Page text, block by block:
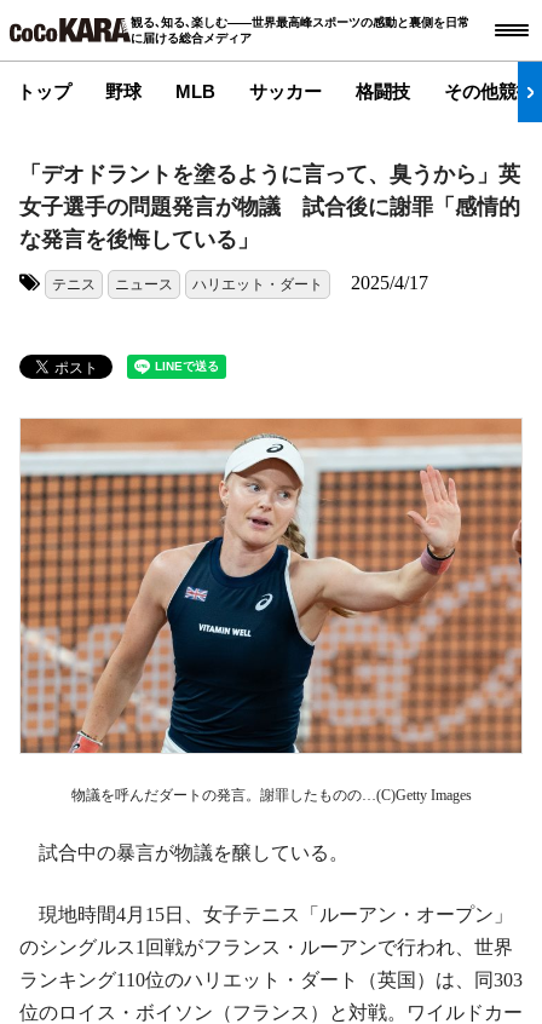
観る､知る､楽しむ――世界最高峰スポーツの感動と裏側を日常
に届ける総合メディア
トップ 野球 MLB サッカー 格闘技 その他競技
「デオドラントを塗るように言って、臭うから」英
女子選手の問題発言が物議 試合後に謝罪「感情的
な発言を後悔している」
テニス ニュース ハリエット・ダート 2025/4/17
物議を呼んだダートの発言。謝罪したものの…(C)Getty Images
試合中の暴言が物議を醸している。
現地時間4月15日、女子テニス「ルーアン・オープン」
のシングルス1回戦がフランス・ルーアンで行われ、世界
ランキング110位のハリエット・ダート（英国）は、同303
位のロイス・ボイソン（フランス）と対戦。ワイルドカー